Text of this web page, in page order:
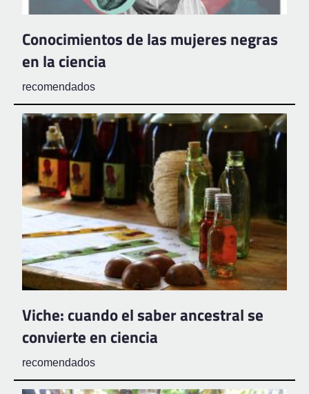
Conocimientos de las mujeres negras
en la ciencia
recomendados
Viche: cuando el saber ancestral se
convierte en ciencia
recomendados